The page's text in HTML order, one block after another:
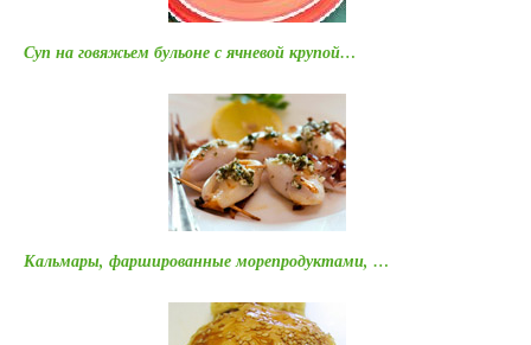
Суп на говяжьем бульоне с ячневой крупой…
Кальмары, фаршированные морепродуктами, …